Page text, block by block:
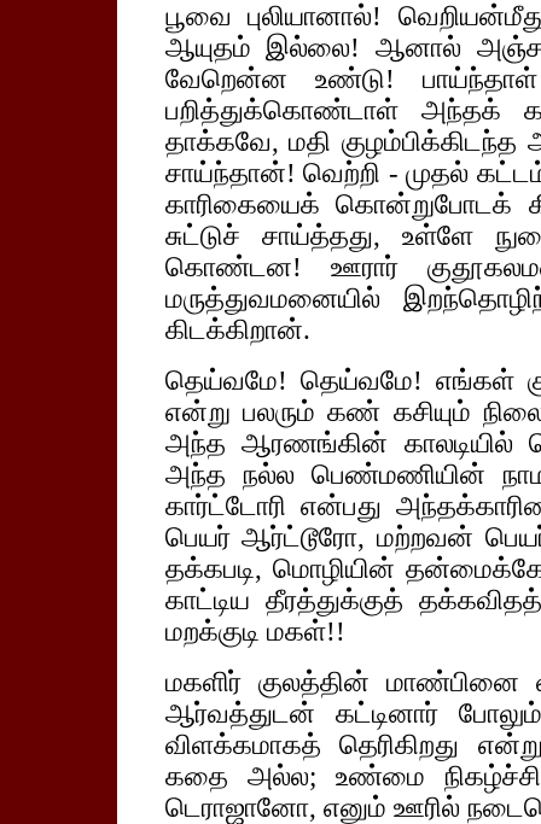
பூவை புலியானால்!
ஆயுதம் இல்லை! ஆனால்
வேறென்ன உண்டு! பாய்ந்தாள்
பறித்துக்கொண்டாள்
தாக்கவே, மதி
சாய்ந்தான்! வெற்றி - முதல்
காரிகையைக்
சுட்டுச் சாய்த்தது, உள்ளே
கொண்டன! ஊரார்
மருத்துவமனையில்
கிடக்கிறான்.
தெய்வமே! தெய்வமே! எங்கள்
என்று பலரும் கண் கசியும்
அந்த ஆரணங்கின் காலடியில்
அந்த நல்ல பெண்மணியின்
கார்ட்டோரி என்பது
பெயர் ஆர்ட்டூரோ, மற்றவன்
தக்கபடி, மொழியின்
காட்டிய தீரத்துக்குத்
மறக்குடி மகள்!!
மகளிர் குலத்தின் மாண்பினை
ஆர்வத்துடன் கட்டினார்
விளக்கமாகத் தெரிகிறது
கதை அல்ல; உண்மை நிகழ்ச்சி
டெராஜானோ, எனும் ஊரில்